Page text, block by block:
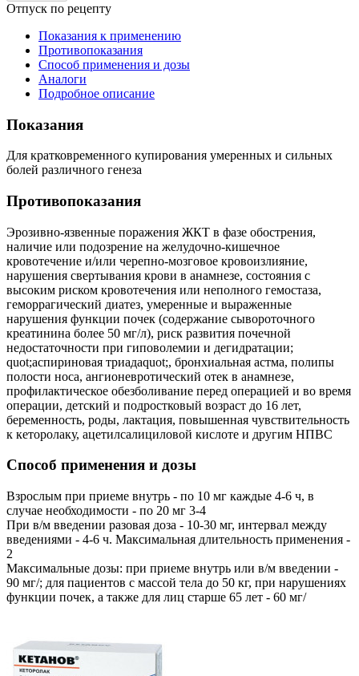
Отпуск по рецепту
Показания к применению
Противопоказания
Способ применения и дозы
Аналоги
Подробное описание
Показания
Для кратковременного купирования умеренных и сильных
болей различного генеза
Противопоказания
Эрозивно-язвенные поражения ЖКТ в фазе обострения,
наличие или подозрение на желудочно-кишечное
кровотечение и/или черепно-мозговое кровоизлияние,
нарушения свертывания крови в анамнезе, состояния с
высоким риском кровотечения или неполного гемостаза,
геморрагический диатез, умеренные и выраженные
нарушения функции почек (содержание сывороточного
креатинина более 50 мг/л), риск развития почечной
недостаточности при гиповолемии и дегидратации;
quot;аспириновая триадаquot;, бронхиальная астма, полипы
полости носа, ангионевротический отек в анамнезе,
профилактическое обезболивание перед операцией и во время
операции, детский и подростковый возраст до 16 лет,
беременность, роды, лактация, повышенная чувствительность
к кеторолаку, ацетилсалициловой кислоте и другим НПВС
Способ применения и дозы
Взрослым при приеме внутрь - по 10 мг каждые 4-6 ч, в
случае необходимости - по 20 мг 3-4
При в/м введении разовая доза - 10-30 мг, интервал между
введениями - 4-6 ч. Максимальная длительность применения -
2
Максимальные дозы: при приеме внутрь или в/м введении -
90 мг/; для пациентов с массой тела до 50 кг, при нарушениях
функции почек, а также для лиц старше 65 лет - 60 мг/